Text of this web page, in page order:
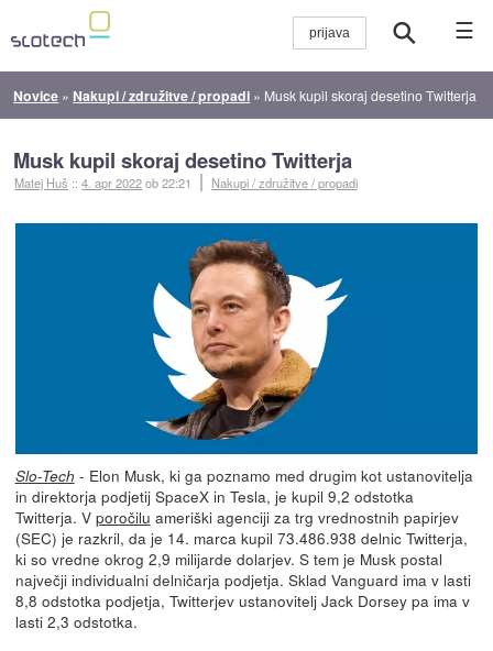
☰
Novice » Nakupi / združitve / propadi » Musk kupil skoraj desetino Twitterja
Musk kupil skoraj desetino Twitterja
Matej Huš ::4. apr 2022ob 22:21 Nakupi / združitve / propadi
Slo-Tech - Elon Musk, ki ga poznamo med drugim kot ustanovitelja
in direktorja podjetij SpaceX in Tesla, je kupil 9,2 odstotka
Twitterja. V poročilu ameriški agenciji za trg vrednostnih papirjev
(SEC) je razkril, da je 14. marca kupil 73.486.938 delnic Twitterja,
ki so vredne okrog 2,9 milijarde dolarjev. S tem je Musk postal
največji individualni delničarja podjetja. Sklad Vanguard ima v lasti
8,8 odstotka podjetja, Twitterjev ustanovitelj Jack Dorsey pa ima v
lasti 2,3 odstotka.